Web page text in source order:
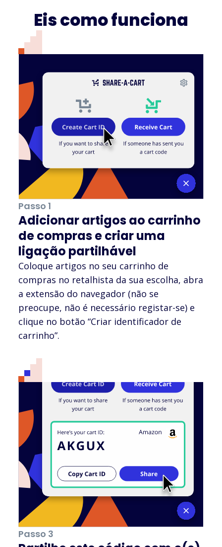
Eis como funciona
Passo 1
Adicionar artigos ao carrinho
de compras e criar uma
ligação partilhável
Coloque artigos no seu carrinho de
compras no retalhista da sua escolha, abra
a extensão do navegador (não se
preocupe, não é necessário registar-se) e
clique no botão “Criar identificador de
carrinho”.
Passo 3